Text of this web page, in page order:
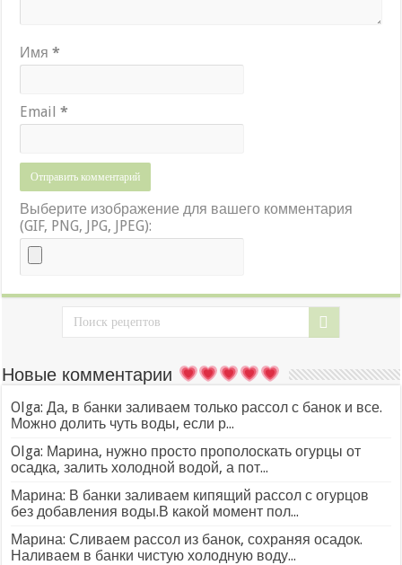
Имя*
Email*
Выберите изображение для вашего комментария
(GIF, PNG, JPG, JPEG):
Новые комментарии
Olga: Да, в банки заливаем только рассол с банок и все.
Можно долить чуть воды, если р...
Olga: Марина, нужно просто прополоскать огурцы от
осадка, залить холодной водой, а пот...
Марина: В банки заливаем кипящий рассол с огурцов
без добавления воды.В какой момент пол...
Марина: Сливаем рассол из банок, сохраняя осадок.
Наливаем в банки чистую холодную воду...